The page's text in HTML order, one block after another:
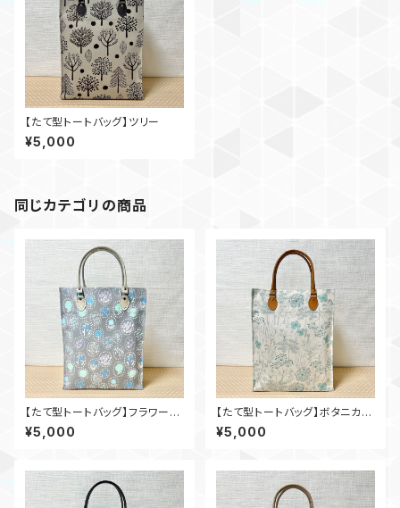
【たて型トートバッグ】ツリー
¥5,000
同じカテゴリの商品
【たて型トートバッグ】フラワーサ
ークル
¥5,000
【たて型トートバッグ】ボタニカル
スケッチ
¥5,000